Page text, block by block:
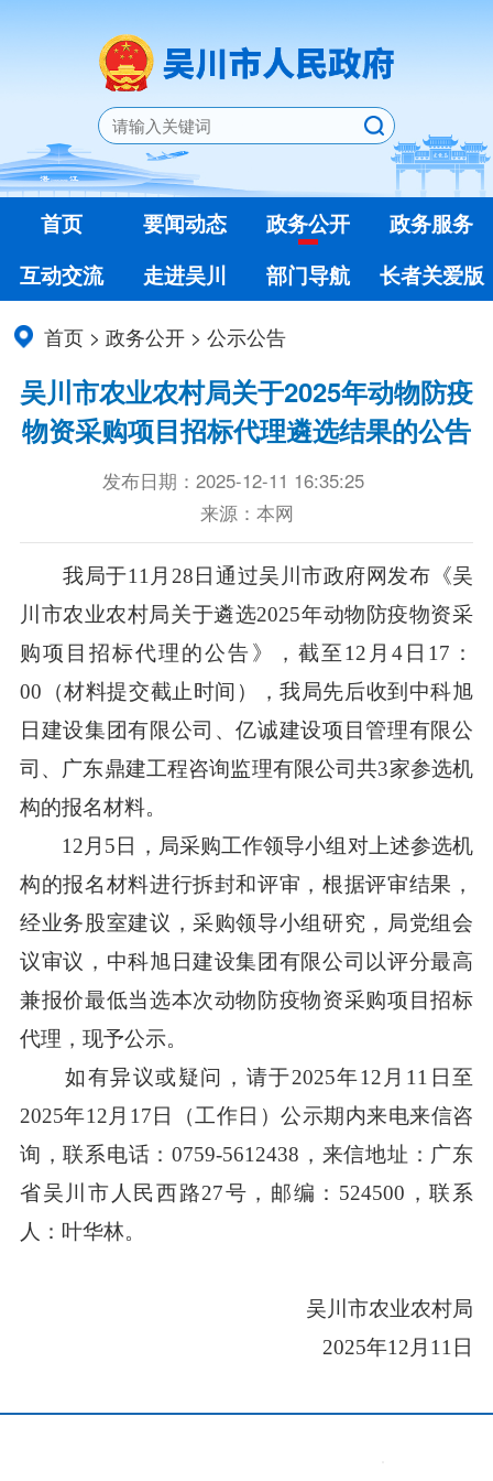
首页 要闻动态 政务公开
政务服务
互动交流
走进吴川 部门导航 长者关爱版
首页 >政务公开 >公示公告
吴川市农业农村局关于2025年动物防疫
物资采购项目招标代理遴选结果的公告
发布日期：2025-12-11 16:35:25
来源：本网
我局于11月28日通过吴川市政府网发布《吴
川市农业农村局关于遴选2025年动物防疫物资采
购项目招标代理的公告》，截至12月4日17：
00（材料提交截止时间），我局先后收到中科旭
日建设集团有限公司、亿诚建设项目管理有限公
司、广东鼎建工程咨询监理有限公司共3家参选机
构的报名材料。
12月5日，局采购工作领导小组对上述参选机
构的报名材料进行拆封和评审，根据评审结果，
经业务股室建议，采购领导小组研究，局党组会
议审议，中科旭日建设集团有限公司以评分最高
兼报价最低当选本次动物防疫物资采购项目招标
代理，现予公示。
如有异议或疑问，请于2025年12月11日至
2025年12月17日（工作日）公示期内来电来信咨
询，联系电话：0759-5612438，来信地址：广东
省吴川市人民西路27号，邮编：524500，联系
人：叶华林。
吴川市农业农村局
2025年12月11日